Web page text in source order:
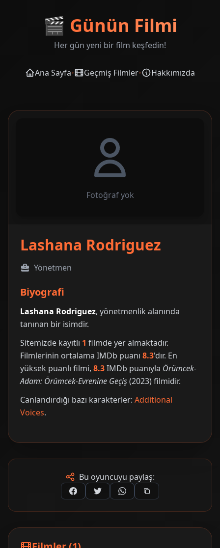
🎬 Günün Filmi
Her gün yeni bir film keşfedin!
Ana Sayfa• Geçmiş Filmler• Hakkımızda
Fotoğraf yok
Lashana Rodriguez
Yönetmen
Biyografi
Lashana Rodriguez, yönetmenlik alanında
tanınan bir isimdir.
Sitemizde kayıtlı 1 filmde yer almaktadır.
Filmlerinin ortalama IMDb puanı 8.3'dır. En
yüksek puanlı filmi, 8.3IMDb puanıyla Örümcek-
Adam: Örümcek-Evrenine Geçiş(2023) filmidir.
Canlandırdığı bazı karakterler: Additional
Voices.
Bu oyuncuyu paylaş: